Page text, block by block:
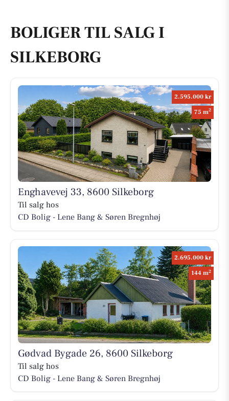
BOLIGER TIL SALG I
SILKEBORG
2.595.000 kr
75 m2
Enghavevej 33, 8600 Silkeborg
Til salg hos
CD Bolig - Lene Bang & Søren Bregnhøj
2.695.000 kr
144 m2
Gødvad Bygade 26, 8600 Silkeborg
Til salg hos
CD Bolig - Lene Bang & Søren Bregnhøj